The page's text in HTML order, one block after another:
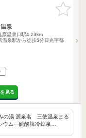
お気に入
りに追加
泉
原温泉口駅4.23km
温泉駅から徒歩5分日光宇都
見る
湯 源泉名 三依温泉まる
ウム―硫酸塩冷鉱泉…